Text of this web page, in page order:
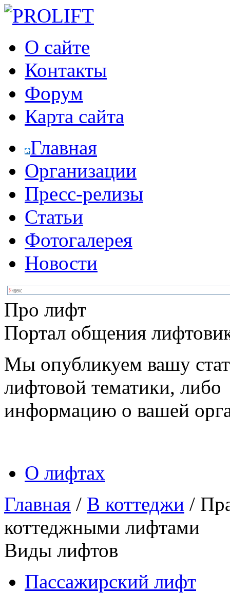
О сайте
Контакты
Форум
Карта сайта
Главная
Организации
Пресс-релизы
Статьи
Фотогалерея
Новости
Про лифт
Портал общения
Мы опубликуем вашу
лифтовой тематики, либо
информацию о вашей
О лифтах
Главная / В коттеджи /
коттеджными лифтами
Виды лифтов
Пассажирский лифт